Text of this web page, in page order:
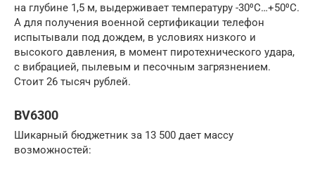
на глубине 1,5 м, выдерживает температуру -30⁰С…+50⁰С.
А для получения военной сертификации телефон
испытывали под дождем, в условиях низкого и
высокого давления, в момент пиротехнического удара,
с вибрацией, пылевым и песочным загрязнением.
Стоит 26 тысяч рублей.
BV6300
Шикарный бюджетник за 13 500 дает массу
возможностей: